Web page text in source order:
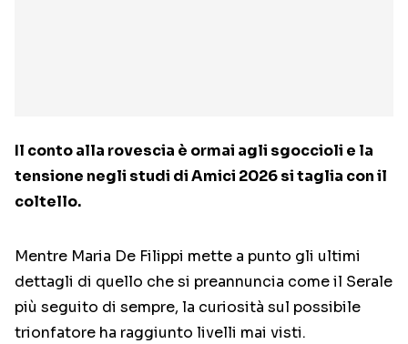
Il conto alla rovescia è ormai agli sgoccioli e la
tensione negli studi di Amici 2026 si taglia con il
coltello.
Mentre Maria De Filippi mette a punto gli ultimi
dettagli di quello che si preannuncia come il Serale
più seguito di sempre, la curiosità sul possibile
trionfatore ha raggiunto livelli mai visti.